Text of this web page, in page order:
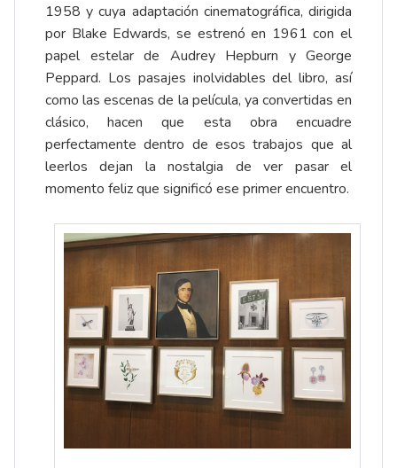
1958 y cuya adaptación cinematográfica, dirigida
por Blake Edwards, se estrenó en 1961 con el
papel estelar de Audrey Hepburn y George
Peppard. Los pasajes inolvidables del libro, así
como las escenas de la película, ya convertidas en
clásico, hacen que esta obra encuadre
perfectamente dentro de esos trabajos que al
leerlos dejan la nostalgia de ver pasar el
momento feliz que significó ese primer encuentro.